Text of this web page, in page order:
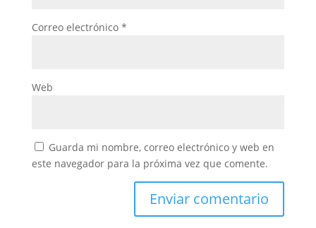
Correo electrónico *
Web
Guarda mi nombre, correo electrónico y web en
este navegador para la próxima vez que comente.